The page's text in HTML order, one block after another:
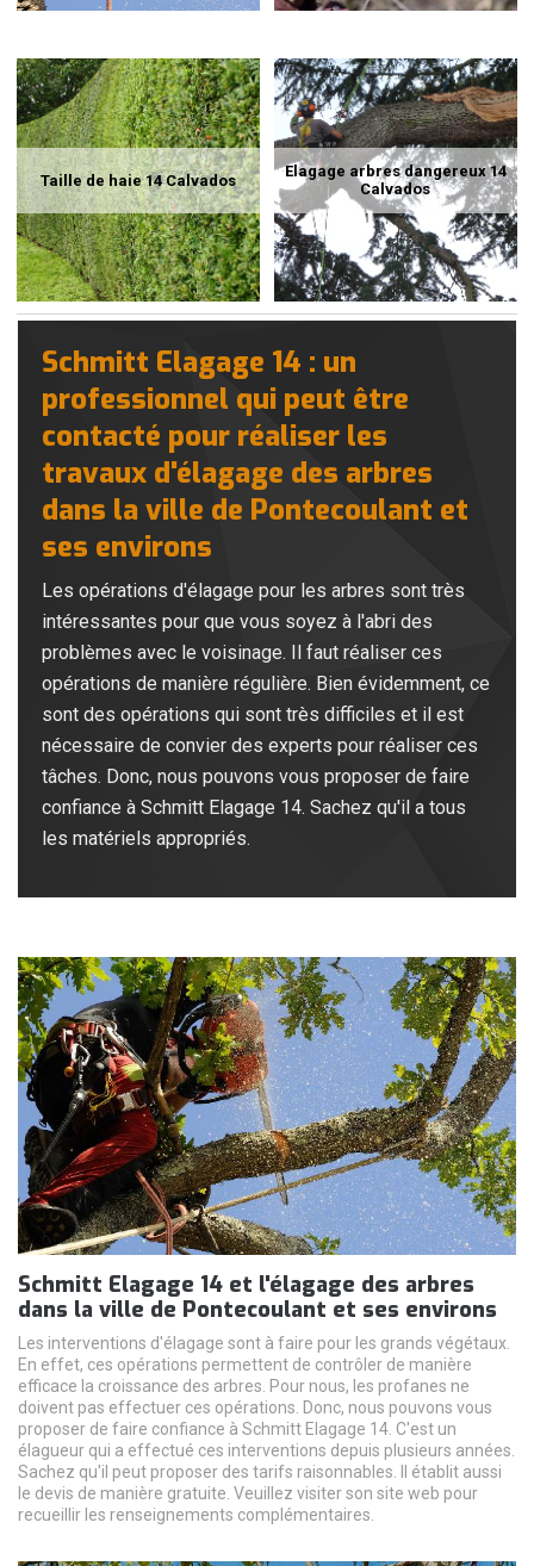
Taille de haie 14 Calvados
Elagage arbres dangereux 14
Calvados
Schmitt Elagage 14 : un
professionnel qui peut être
contacté pour réaliser les
travaux d'élagage des arbres
dans la ville de Pontecoulant et
ses environs
Les opérations d'élagage pour les arbres sont très
intéressantes pour que vous soyez à l'abri des
problèmes avec le voisinage. Il faut réaliser ces
opérations de manière régulière. Bien évidemment, ce
sont des opérations qui sont très difficiles et il est
nécessaire de convier des experts pour réaliser ces
tâches. Donc, nous pouvons vous proposer de faire
confiance à Schmitt Elagage 14. Sachez qu'il a tous
les matériels appropriés.
Schmitt Elagage 14 et l'élagage des arbres
dans la ville de Pontecoulant et ses environs
Les interventions d'élagage sont à faire pour les grands végétaux.
En effet, ces opérations permettent de contrôler de manière
efficace la croissance des arbres. Pour nous, les profanes ne
doivent pas effectuer ces opérations. Donc, nous pouvons vous
proposer de faire confiance à Schmitt Elagage 14. C'est un
élagueur qui a effectué ces interventions depuis plusieurs années.
Sachez qu'il peut proposer des tarifs raisonnables. Il établit aussi
le devis de manière gratuite. Veuillez visiter son site web pour
recueillir les renseignements complémentaires.